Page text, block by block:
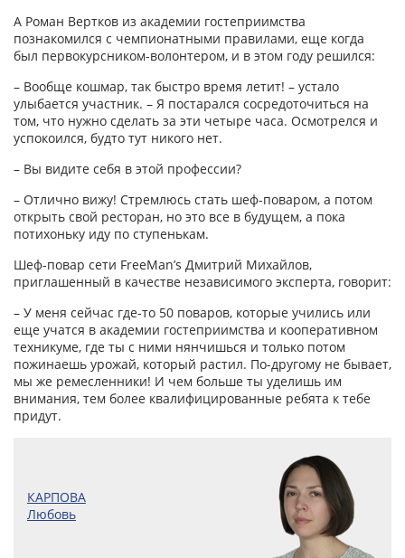
А Роман Вертков из академии гостеприимства
познакомился с чемпионатными правилами, еще когда
был первокурсником-волонтером, и в этом году решился:
– Вообще кошмар, так быстро время летит! – устало
улыбается участник. – Я постарался сосредоточиться на
том, что нужно сделать за эти четыре часа. Осмотрелся и
успокоился, будто тут никого нет.
– Вы видите себя в этой профессии?
– Отлично вижу! Стремлюсь стать шеф-поваром, а потом
открыть свой ресторан, но это все в будущем, а пока
потихоньку иду по ступенькам.
Шеф-повар сети FreeMan’s Дмитрий Михайлов,
приглашенный в качестве независимого эксперта, говорит:
– У меня сейчас где-то 50 поваров, которые учились или
еще учатся в академии гостеприимства и кооперативном
техникуме, где ты с ними нянчишься и только потом
пожинаешь урожай, который растил. По-другому не бывает,
мы же ремесленники! И чем больше ты уделишь им
внимания, тем более квалифицированные ребята к тебе
придут.
КАРПОВА
Любовь